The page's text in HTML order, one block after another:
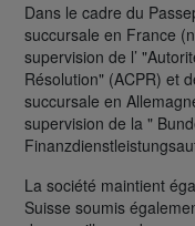
Dans le cadre du
succursale en France
supervision de l’
Résolution" (ACPR) et
succursale en
supervision de la "
La société maintient
Suisse soumis